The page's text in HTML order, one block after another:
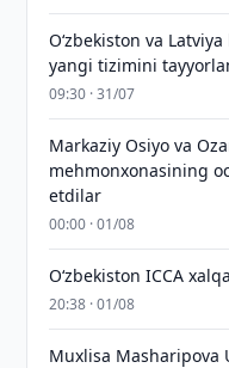
Oʻzbekiston va
yangi tizimini
09:30 · 31/07
Markaziy Osiyo va
mehmonxonasining
etdilar
00:00 · 01/08
O‘zbekiston ICCA
20:38 · 01/08
Muxlisa Masharipova